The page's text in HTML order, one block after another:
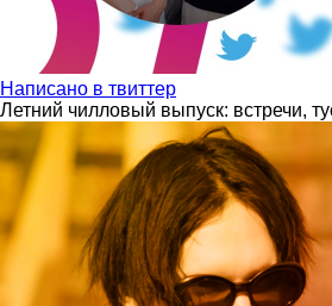
Написано в твиттер
Летний чилловый выпуск: встречи,